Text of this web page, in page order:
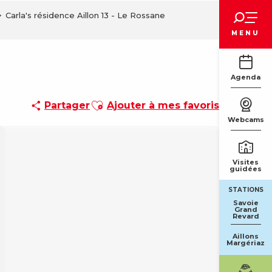
MENU
Agenda
Webcams
Visites
guidées
STATIONS
Savoie
Grand
Revard
Aillons
Margériaz
Carla's résidence Aillon 13 - Le Rossane
PartagerAjouter aux favoris
Ajouter à mes favoris